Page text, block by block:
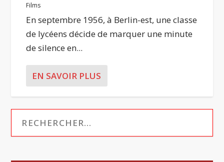
Films
En septembre 1956, à Berlin-est, une classe
de lycéens décide de marquer une minute
de silence en...
EN SAVOIR PLUS